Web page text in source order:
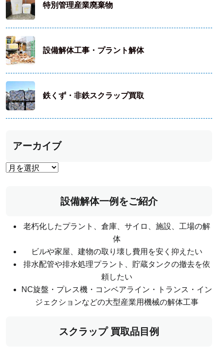
特別管理産業廃棄物
設備解体工事・プラント解体
鉄くず・非鉄スクラップ買取
アーカイブ
設備解体一例をご紹介
老朽化したプラント、倉庫、サイロ、施設、工場の解
体
ビルや家屋、建物の取り壊し費用を安く抑えたい
排水配管や排水処理プラント、貯蔵タンクの撤去を依
頼したい
NC旋盤・プレス機・コンベアライン・トランス・イン
ジェクションなどの大型産業用機械の解体工事
スクラップ 買取品目例